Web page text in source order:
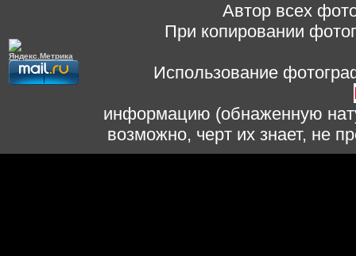
Автор всех
При копировании
Использование
информацию (обнаженную
возможно, черт их знает, не